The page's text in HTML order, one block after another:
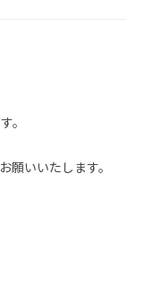
。
願いいたします。